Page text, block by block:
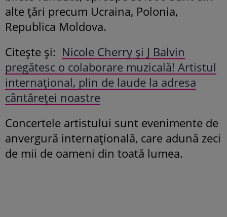
alte țări precum Ucraina, Polonia,
Republica Moldova.
Citește și: Nicole Cherry și J Balvin
pregătesc o colaborare muzicală! Artistul
internațional, plin de laude la adresa
cântăreței noastre
Concertele artistului sunt evenimente de
anvergură internațională, care adună zeci
de mii de oameni din toată lumea.